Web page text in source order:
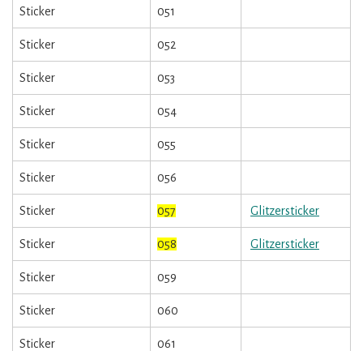
Sticker 051
Sticker 052
Sticker 053
Sticker 054
Sticker 055
Sticker 056
Sticker 057 Glitzersticker
Sticker 058 Glitzersticker
Sticker 059
Sticker 060
Sticker 061